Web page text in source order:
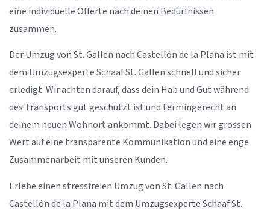
eine individuelle Offerte nach deinen Bedürfnissen
zusammen.
Der Umzug von St. Gallen nach Castellón de la Plana ist mit
dem Umzugsexperte Schaaf St. Gallen schnell und sicher
erledigt. Wir achten darauf, dass dein Hab und Gut während
des Transports gut geschützt ist und termingerecht an
deinem neuen Wohnort ankommt. Dabei legen wir grossen
Wert auf eine transparente Kommunikation und eine enge
Zusammenarbeit mit unseren Kunden.
Erlebe einen stressfreien Umzug von St. Gallen nach
Castellón de la Plana mit dem Umzugsexperte Schaaf St.